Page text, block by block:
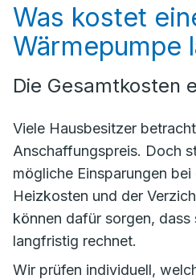
Was kostet
Wärmepumpe
Die Gesamtkosten
Viele Hausbesitzer
Anschaffungspreis. Doch
mögliche Einsparungen
Heizkosten und der
können dafür sorgen, dass
langfristig rechnet.
Wir prüfen individuell,